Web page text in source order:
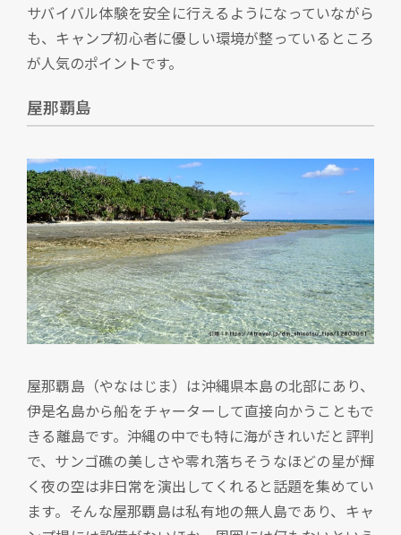
サバイバル体験を安全に行えるようになっていながら
も、キャンプ初心者に優しい環境が整っているところ
が人気のポイントです。
屋那覇島
屋那覇島（やなはじま）は沖縄県本島の北部にあり、
伊是名島から船をチャーターして直接向かうこともで
きる離島です。沖縄の中でも特に海がきれいだと評判
で、サンゴ礁の美しさや零れ落ちそうなほどの星が輝
く夜の空は非日常を演出してくれると話題を集めてい
ます。そんな屋那覇島は私有地の無人島であり、キャ